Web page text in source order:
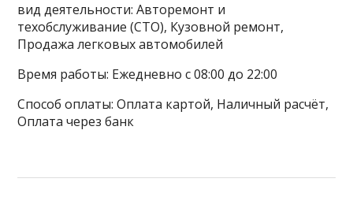
вид деятельности: Авторемонт и
техобслуживание (СТО), Кузовной ремонт,
Продажа легковых автомобилей
Время работы: Ежедневно с 08:00 до 22:00
Способ оплаты: Оплата картой, Наличный расчёт,
Оплата через банк